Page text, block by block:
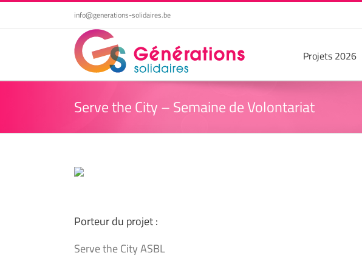
info@generations-solidaires.be
Projets 2026
Serve the City – Semaine de Volontariat
Porteur du projet :
Serve the City ASBL